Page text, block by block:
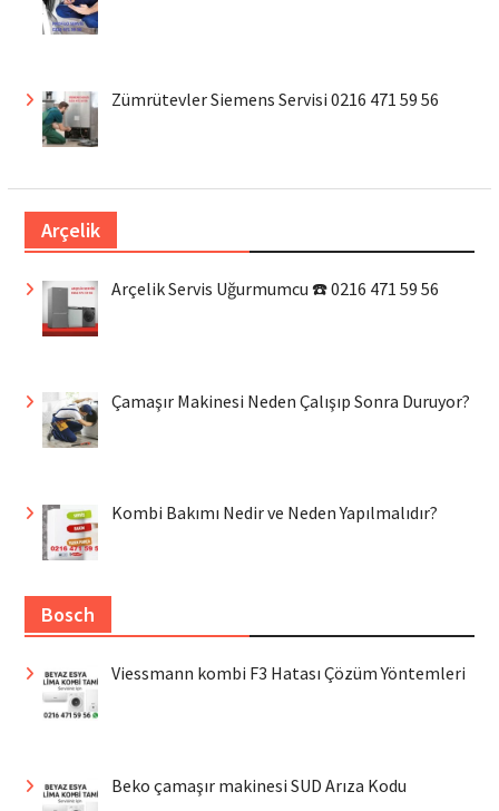
Zümrütevler Siemens Servisi 0216 471 59 56
Arçelik
Arçelik Servis Uğurmumcu ☎️ 0216 471 59 56
Çamaşır Makinesi Neden Çalışıp Sonra Duruyor?
Kombi Bakımı Nedir ve Neden Yapılmalıdır?
Bosch
Viessmann kombi F3 Hatası Çözüm Yöntemleri
Beko çamaşır makinesi SUD Arıza Kodu